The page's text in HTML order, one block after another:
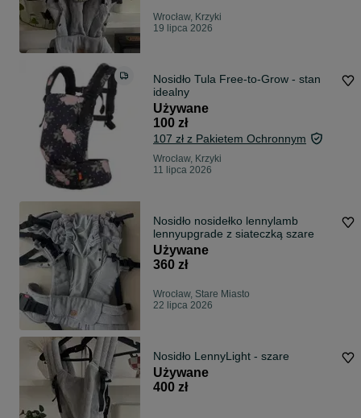
Wrocław, Krzyki
19 lipca 2026
Nosidło Tula Free-to-Grow - stan
idealny
Używane
100 zł
107 zł z Pakietem Ochronnym
Wrocław, Krzyki
11 lipca 2026
Nosidło nosidełko lennylamb
lennyupgrade z siateczką szare
Używane
360 zł
Wrocław, Stare Miasto
22 lipca 2026
Nosidło LennyLight - szare
Używane
400 zł